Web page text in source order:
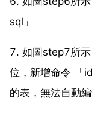
sql」
7. 如圖step7所
位，新增命令 「
的表，無法自動